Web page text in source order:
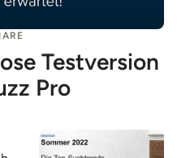
Testversion
Pro